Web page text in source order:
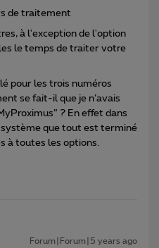
de traitement
à l'exception de l'option
le temps de traiter votre
pour les trois numéros
se fait-il que je n’avais
? En effet dans
que tout est terminé
à toutes les options.
Forum|Forum|5 years ago